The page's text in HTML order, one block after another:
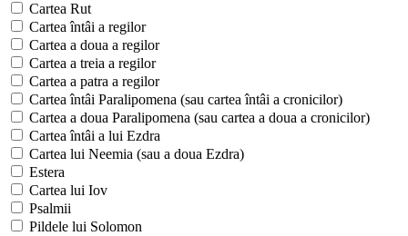
Cartea Rut
Cartea întâi a regilor
Cartea a doua a regilor
Cartea a treia a regilor
Cartea a patra a regilor
Cartea întâi Paralipomena (sau cartea întâi a cronicilor)
Cartea a doua Paralipomena (sau cartea a doua a cronicilor)
Cartea întâi a lui Ezdra
Cartea lui Neemia (sau a doua Ezdra)
Estera
Cartea lui Iov
Psalmii
Pildele lui Solomon